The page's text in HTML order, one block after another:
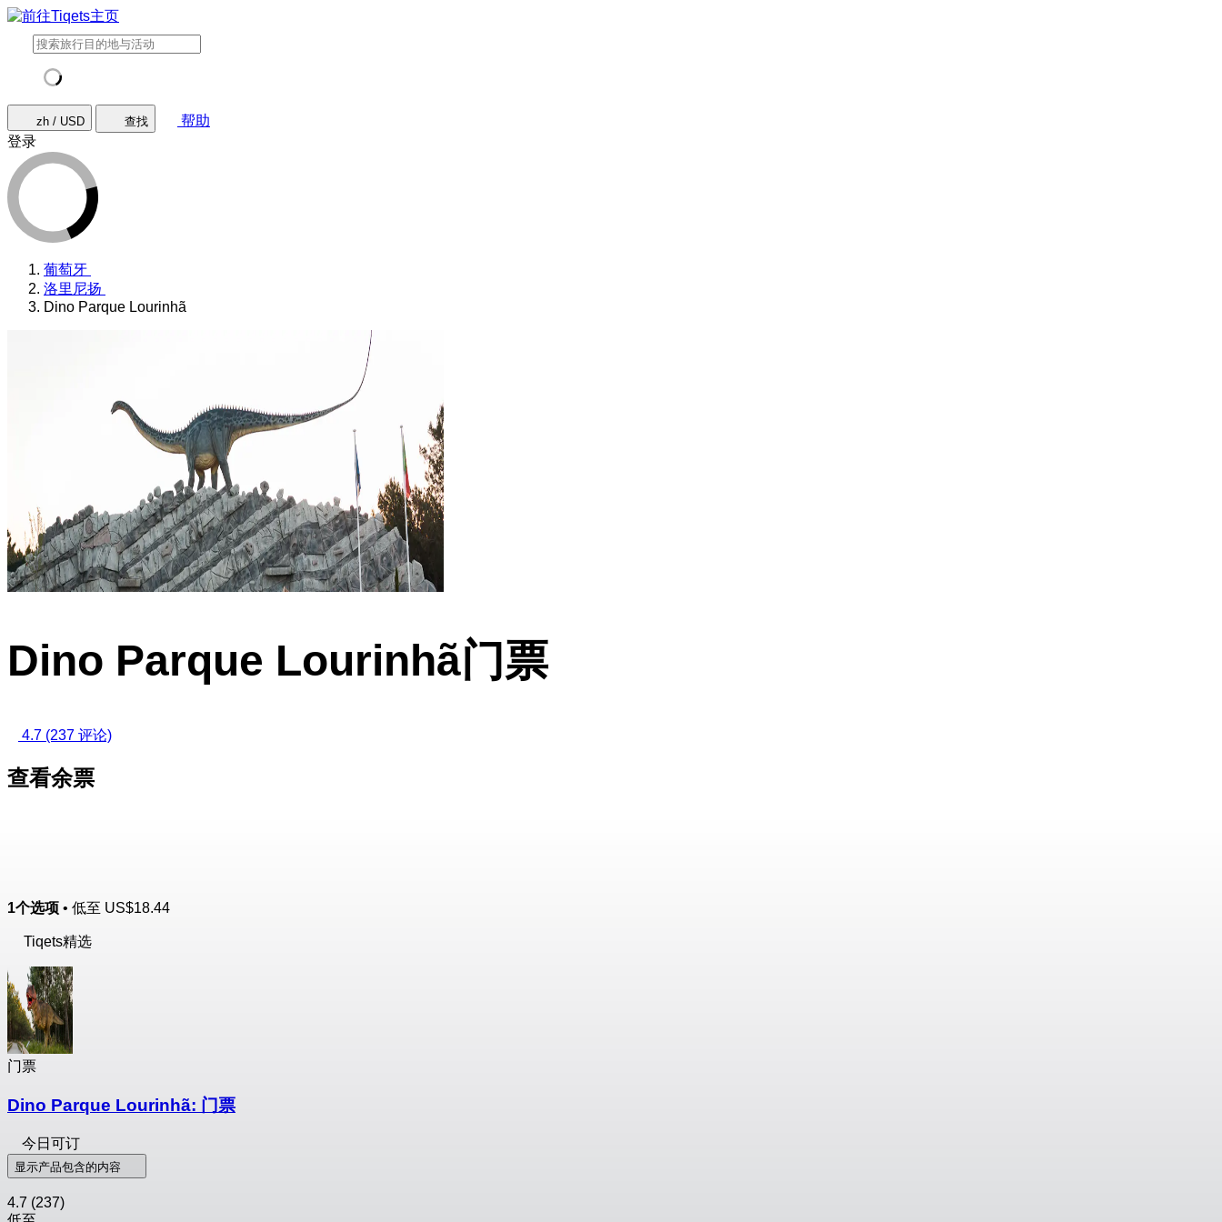
zh / USD 查找
帮助
登录
葡萄牙
洛里尼扬
Dino Parque Lourinhã
Dino Parque Lourinhã门票
4.7 (237 评论)
查看余票
1个选项 • 低至 US$18.44
Tiqets精选
门票
Dino Parque Lourinhã: 门票
今日可订
显示产品包含的内容
4.7 (237)